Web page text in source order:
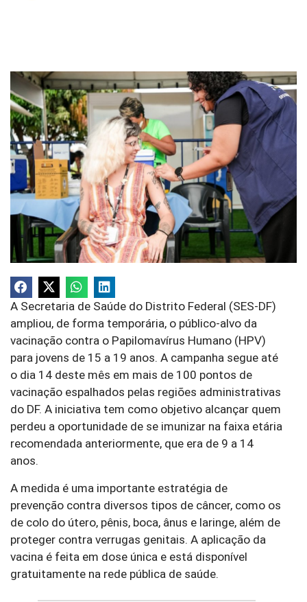
A Secretaria de Saúde do Distrito Federal (SES-DF)
ampliou, de forma temporária, o público-alvo da
vacinação contra o Papilomavírus Humano (HPV)
para jovens de 15 a 19 anos. A campanha segue até
o dia 14 deste mês em mais de 100 pontos de
vacinação espalhados pelas regiões administrativas
do DF. A iniciativa tem como objetivo alcançar quem
perdeu a oportunidade de se imunizar na faixa etária
recomendada anteriormente, que era de 9 a 14
anos.
A medida é uma importante estratégia de
prevenção contra diversos tipos de câncer, como os
de colo do útero, pênis, boca, ânus e laringe, além de
proteger contra verrugas genitais. A aplicação da
vacina é feita em dose única e está disponível
gratuitamente na rede pública de saúde.